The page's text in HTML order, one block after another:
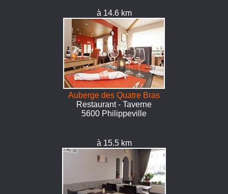
à 14.6 km
Auberge des Quatre Bras
Restaurant - Taverne
5600 Philippeville
à 15.5 km